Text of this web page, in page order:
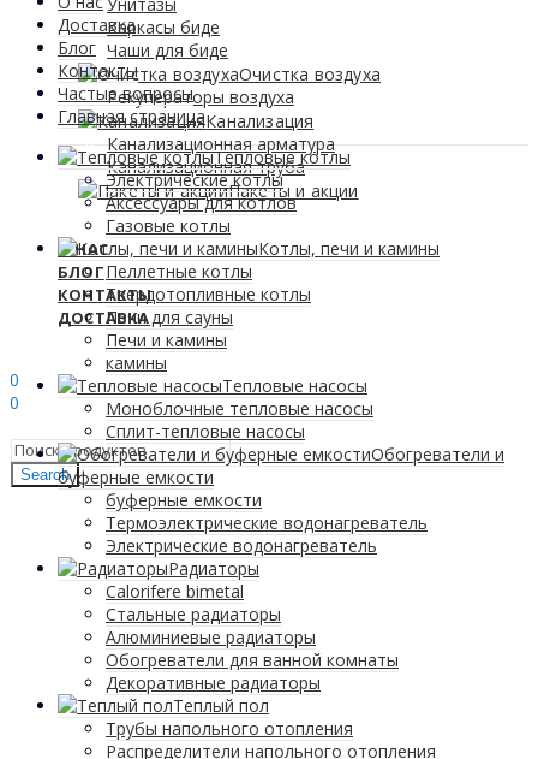
Каркасы биде
Чаши для биде
Очистка воздуха
Рекуператоры воздуха
Канализация
Канализационная арматура
Канализационная труба
Пакеты и акции
О НАС
БЛОГ
КОНТАКТЫ
ДОСТАВКА
Sign In
0
0
Search
Доставка
Блог
Контакты
Частые вопросы
Главная страница
Тепловые котлы
Электрические котлы
Аксессуары для котлов
Газовые котлы
Котлы, печи и камины
Пеллетные котлы
Твердотопливные котлы
Печи для сауны
Печи и камины
камины
Тепловые насосы
Моноблочные тепловые насосы
Сплит-тепловые насосы
Обогреватели и
буферные емкости
буферные емкости
Термоэлектрические водонагреватель
Электрические водонагреватель
Радиаторы
Calorifere bimetal
Стальные радиаторы
Алюминиевые радиаторы
Обогреватели для ванной комнаты
Декоративные радиаторы
Tеплый пол
Трубы напольного отопления
Распределители напольного отопления